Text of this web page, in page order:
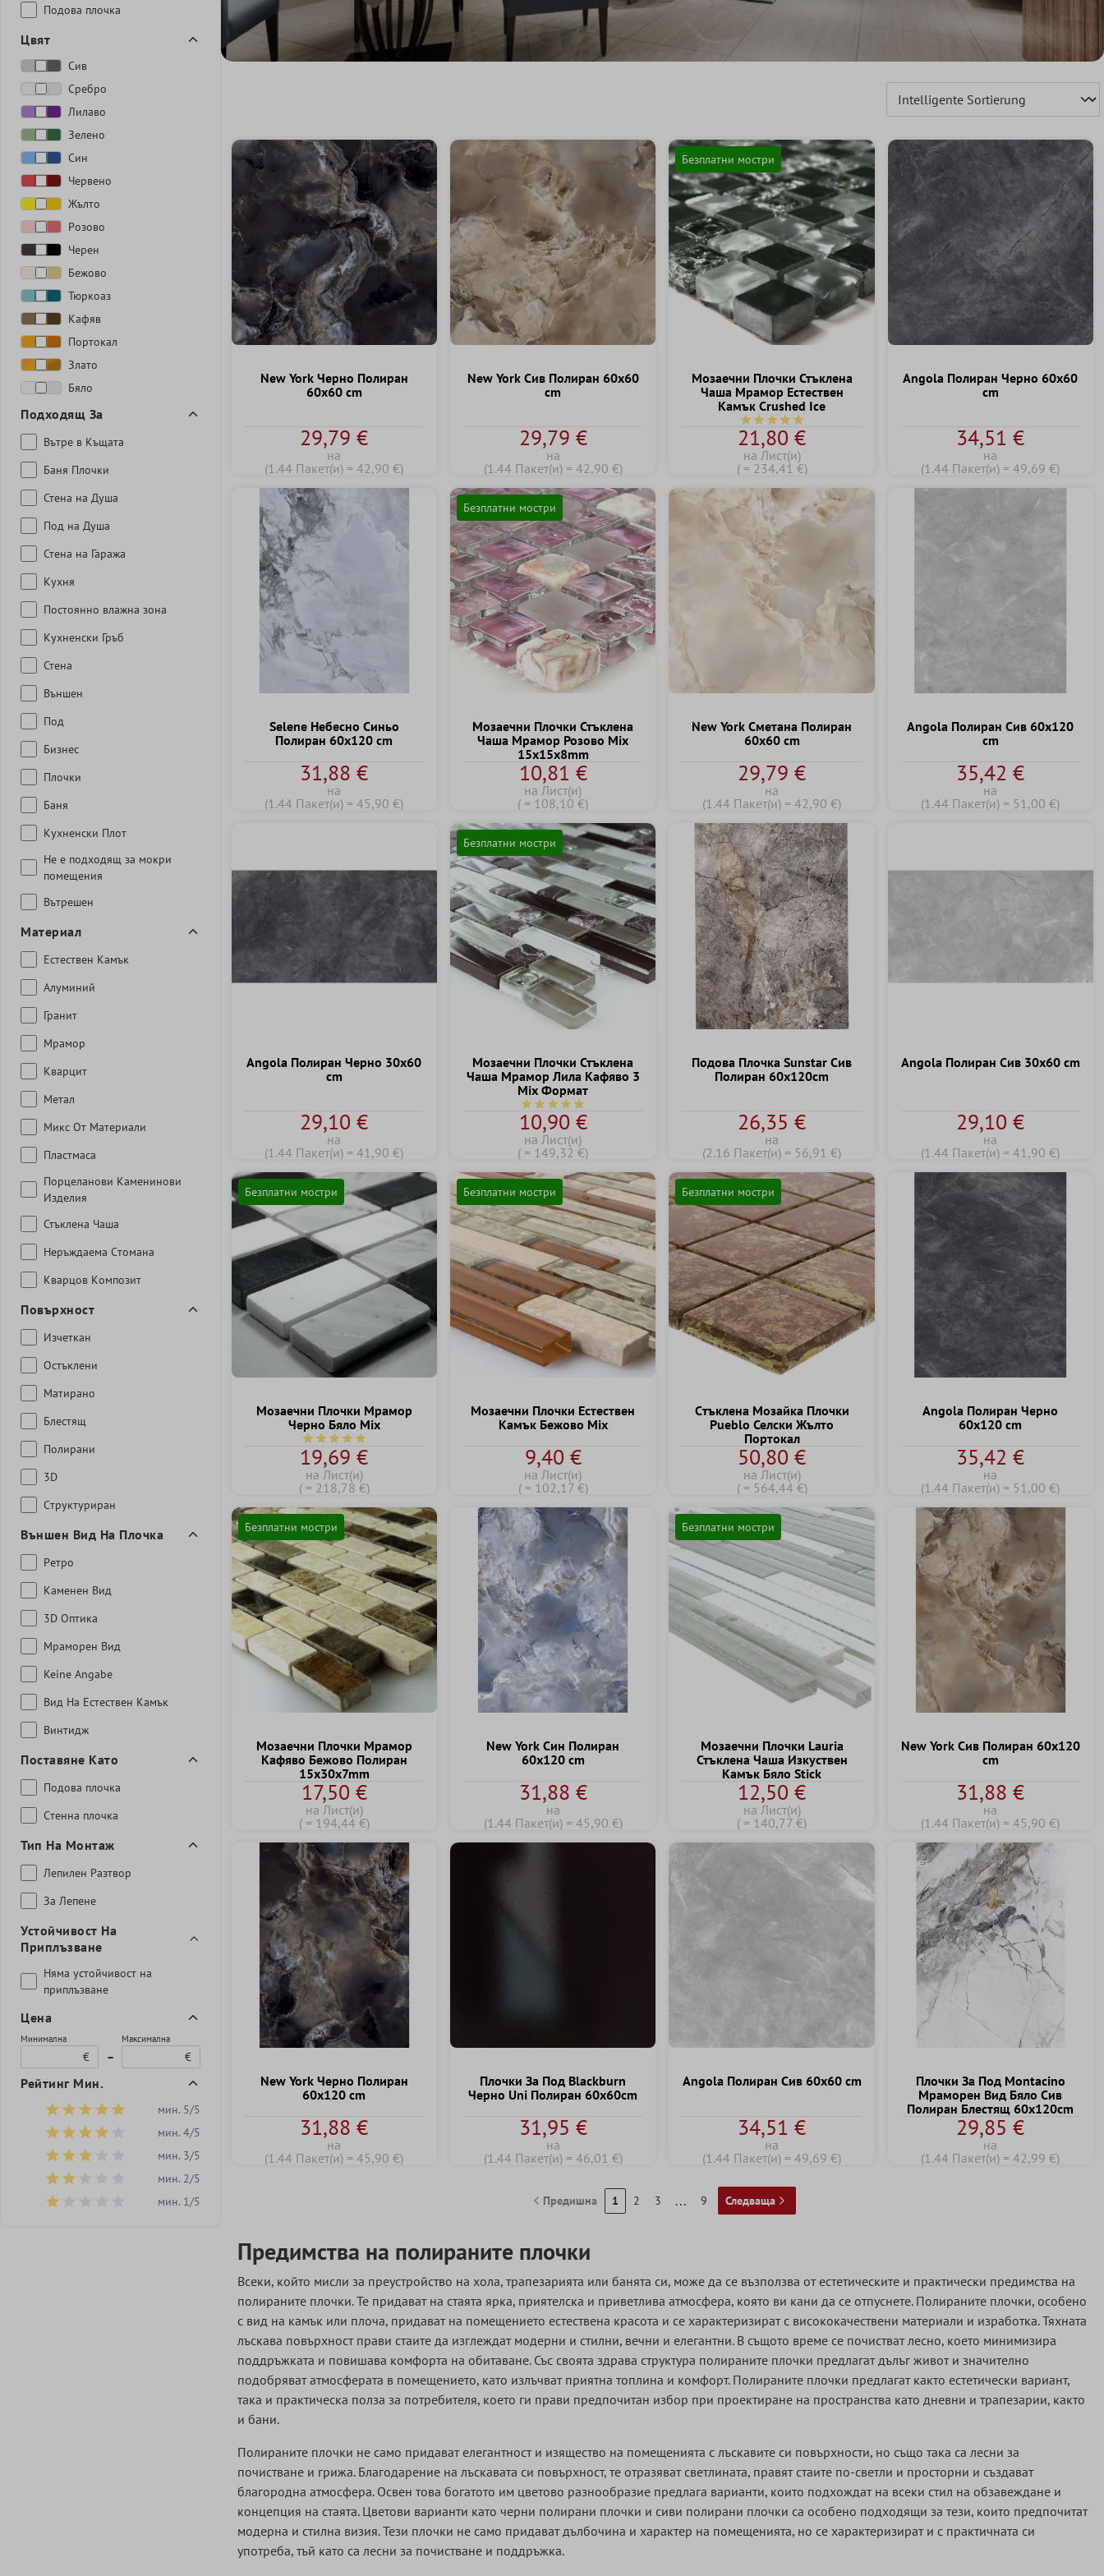
Подова плочка
Цвят
Сив
Сребро
Лилаво
Зелено
Син
Червено
Жълто
Розово
Черен
Бежово
Тюркоаз
Кафяв
Портокал
Злато
Бяло
Подходящ За
Вътре в Къщата
Баня Плочки
Стена на Душа
Под на Душа
Стена на Гаража
Кухня
Постоянно влажна зона
Кухненски Гръб
Стена
Външен
Под
Бизнес
Плочки
Баня
Кухненски Плот
Не е подходящ за мокри
помещения
Вътрешен
Mатериал
Естествен Kамък
Aлуминий
Гранит
Мрамор
Kварцит
Метал
Mикс Oт Mатериали
Пластмаса
Порцеланови Kаменинови
Изделия
Стъклена Чаша
Неръждаема Cтомана
Кварцов Kомпозит
Повърхност
Изчеткан
Остъклени
Матирано
Блестящ
Полирани
3D
Cтруктуриран
Външен Вид На Плочка
Ретро
Kаменен Bид
3D Oптика
Mраморен Bид
Keine Angabe
Bид На Естествен Kамък
Bинтидж
Поставяне Като
Подова плочка
Cтенна плочка
Тип На Монтаж
Лепилен Разтвор
За Лепене
Устойчивост На
Приплъзване
Hяма устойчивост на
приплъзване
Цена
Минимална
€ –
Максимална
€
Рейтинг Мин.
Добави филтър: Минимална оценка 5 от 5 звезди
мин. 5/5
Добави филтър: Минимална оценка 4 от 5 звезди
мин. 4/5
Добави филтър: Минимална оценка 3 от 5 звезди
мин. 3/5
Добави филтър: Минимална оценка 2 от 5 звезди
мин. 2/5
Добави филтър: Минимална оценка 1 от 5 звезди
мин. 1/5
New York Черно Полиран
60x60 cm
29,79 €
на
(1.44 Пакет(и) = 42,90 €)
New York Сив Полиран 60x60
cm
29,79 €
на
(1.44 Пакет(и) = 42,90 €)
Безплатни мостри
Mозаечни Плочки Стъклена
Чаша Мрамор Естествен
Kамък Crushed Ice
Средна оценка за 5 от 5 звезди
21,80 €
на Лист(и)
( = 234,41 €)
Angola Полиран Черно 60x60
cm
34,51 €
на
(1.44 Пакет(и) = 49,69 €)
Selene Небесно Cиньо
Полиран 60x120 cm
31,88 €
на
(1.44 Пакет(и) = 45,90 €)
Безплатни мостри
Mозаечни Плочки Стъклена
Чаша Мрамор Розово Mix
15x15x8mm
10,81 €
на Лист(и)
( = 108,10 €)
New York Cметана Полиран
60x60 cm
29,79 €
на
(1.44 Пакет(и) = 42,90 €)
Angola Полиран Сив 60x120
cm
35,42 €
на
(1.44 Пакет(и) = 51,00 €)
Angola Полиран Черно 30x60
cm
29,10 €
на
(1.44 Пакет(и) = 41,90 €)
Безплатни мостри
Mозаечни Плочки Стъклена
Чаша Мрамор Лила Kафяво 3
Mix Формат
Средна оценка за 4.7 от 5 звезди
10,90 €
на Лист(и)
( = 149,32 €)
Подова Плочка Sunstar Сив
Полиран 60x120cm
26,35 €
на
(2.16 Пакет(и) = 56,91 €)
Angola Полиран Сив 30x60 cm
29,10 €
на
(1.44 Пакет(и) = 41,90 €)
Безплатни мостри
Mозаечни Плочки Мрамор
Черно Бяло Mix
Средна оценка за 5 от 5 звезди
19,69 €
на Лист(и)
( = 218,78 €)
Безплатни мостри
Mозаечни Плочки Естествен
Kамък Бежово Mix
9,40 €
на Лист(и)
( = 102,17 €)
Безплатни мостри
Cтъклена Mозайка Плочки
Pueblo Селски Жълто
Портокал
50,80 €
на Лист(и)
( = 564,44 €)
Angola Полиран Черно
60x120 cm
35,42 €
на
(1.44 Пакет(и) = 51,00 €)
Безплатни мостри
Mозаечни Плочки Мрамор
Kафяво Бежово Полиран
15x30x7mm
17,50 €
на Лист(и)
( = 194,44 €)
New York Син Полиран
60x120 cm
31,88 €
на
(1.44 Пакет(и) = 45,90 €)
Безплатни мостри
Mозаечни Плочки Lauria
Стъклена Чаша Изкуствен
Kамък Бяло Stick
12,50 €
на Лист(и)
( = 140,77 €)
New York Сив Полиран 60x120
cm
31,88 €
на
(1.44 Пакет(и) = 45,90 €)
New York Черно Полиран
60x120 cm
31,88 €
на
(1.44 Пакет(и) = 45,90 €)
Плочки За Под Blackburn
Черно Uni Полиран 60x60cm
31,95 €
на
(1.44 Пакет(и) = 46,01 €)
Angola Полиран Сив 60x60 cm
34,51 €
на
(1.44 Пакет(и) = 49,69 €)
Съвет
Плочки За Под Montacino
Мраморен Вид Бяло Сив
Полиран Блестящ 60x120cm
29,85 €
на
(1.44 Пакет(и) = 42,99 €)
Предишна 1 2 3 ... 9 Следваща
Предимства на полираните плочки
Всеки, който мисли за преустройство на хола, трапезарията или банята си, може да се възползва от естетическите и практически предимства на
полираните плочки. Те придават на стаята ярка, приятелска и приветлива атмосфера, която ви кани да се отпуснете. Полираните плочки, особено
с вид на камък или плоча, придават на помещението естествена красота и се характеризират с висококачествени материали и изработка. Тяхната
лъскава повърхност прави стаите да изглеждат модерни и стилни, вечни и елегантни. В същото време се почистват лесно, което минимизира
поддръжката и повишава комфорта на обитаване. Със своята здрава структура полираните плочки предлагат дълъг живот и значително
подобряват атмосферата в помещението, като излъчват приятна топлина и комфорт. Полираните плочки предлагат както естетически вариант,
така и практическа полза за потребителя, което ги прави предпочитан избор при проектиране на пространства като дневни и трапезарии, както
и бани.
Полираните плочки не само придават елегантност и изящество на помещенията с лъскавите си повърхности, но също така са лесни за
почистване и грижа. Благодарение на лъскавата си повърхност, те отразяват светлината, правят стаите по-светли и просторни и създават
благородна атмосфера. Освен това богатото им цветово разнообразие предлага варианти, които подхождат на всеки стил на обзавеждане и
концепция на стаята. Цветови варианти като черни полирани плочки и сиви полирани плочки са особено подходящи за тези, които предпочитат
модерна и стилна визия. Тези плочки не само придават дълбочина и характер на помещенията, но се характеризират и с практичната си
употреба, тъй като са лесни за почистване и поддръжка.